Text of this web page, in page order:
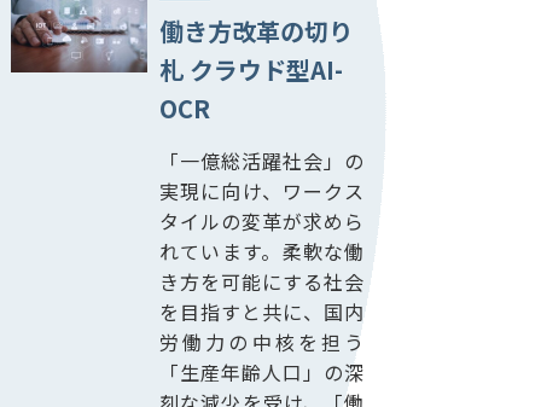
働き方改革の切り
札 クラウド型AI-
OCR
「一億総活躍社会」の
実現に向け、ワークス
タイルの変革が求めら
れています。柔軟な働
き方を可能にする社会
を目指すと共に、国内
労働力の中核を担う
「生産年齢人口」の深